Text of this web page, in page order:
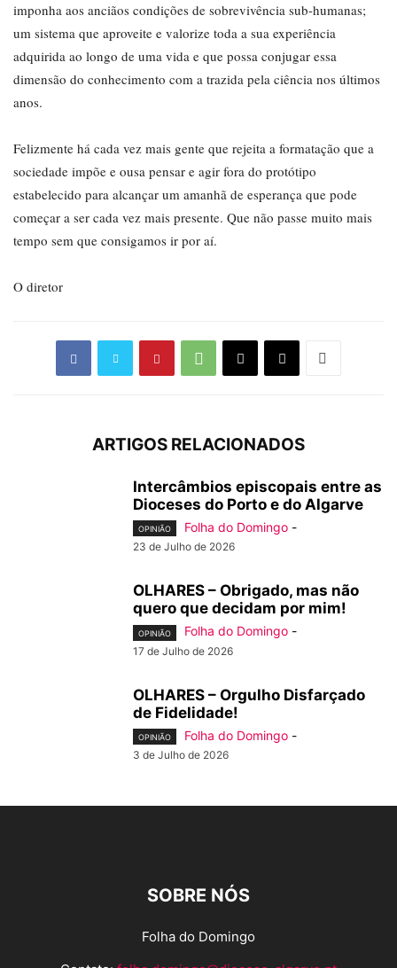
imponha aos anciãos condições de sobrevivência sub-humanas;
um sistema que aproveite e valorize toda a sua experiência
adquirida ao longo de uma vida e que possa conjugar essa
dimensão do conhecimento com a trazida pela ciência nos últimos
anos.
Felizmente há cada vez mais gente que rejeita a formatação que a
sociedade impõe e ousa pensar e agir fora do protótipo
estabelecido para alcançar um amanhã de esperança que pode
começar a ser cada vez mais presente. Que não passe muito mais
tempo sem que consigamos ir por aí.
O diretor
ARTIGOS RELACIONADOS
Intercâmbios episcopais entre as
Dioceses do Porto e do Algarve
OPINIÃO Folha do Domingo -
23 de Julho de 2026
OLHARES – Obrigado, mas não
quero que decidam por mim!
OPINIÃO Folha do Domingo -
17 de Julho de 2026
OLHARES – Orgulho Disfarçado
de Fidelidade!
OPINIÃO Folha do Domingo -
3 de Julho de 2026
SOBRE NÓS
Folha do Domingo